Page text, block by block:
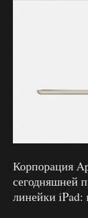
Корпорация
сегодняшней
линейки